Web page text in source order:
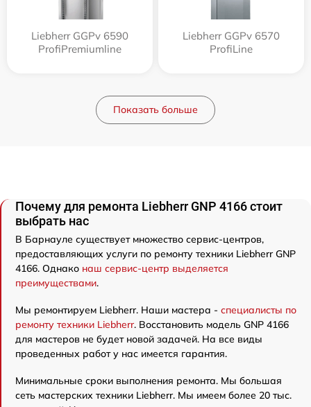
Liebherr GGPv 6590
ProfiPremiumline
Liebherr GGPv 6570
ProfiLine
Показать больше
Почему для ремонта Liebherr GNP 4166 стоит
выбрать нас
В Барнауле существует множество сервис-центров,
предоставляющих услуги по ремонту техники Liebherr GNP
4166. Однако наш сервис-центр выделяется
преимуществами.
Мы ремонтируем Liebherr. Наши мастера - специалисты по
ремонту техники Liebherr. Восстановить модель GNP 4166
для мастеров не будет новой задачей. На все виды
проведенных работ у нас имеется гарантия.
Минимальные сроки выполнения ремонта. Мы большая
сеть мастерских техники Liebherr. Мы имеем более 20 тыс.